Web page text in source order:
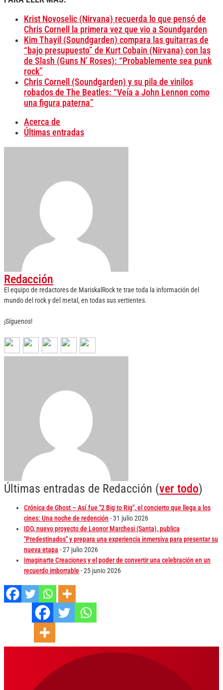
Krist Novoselic (Nirvana) recuerda lo que pensó de
Chris Cornell la primera vez que vio a Soundgarden
Kim Thayil (Soundgarden) compara las guitarras de
“bajo presupuesto” de Kurt Cobain (Nirvana) con las
de Slash (Guns N’ Roses): “Probablemente sea punk
rock”
Chris Cornell (Soundgarden) y su pila de vinilos
robados de The Beatles: “Veía a John Lennon como
una figura paterna”
Acerca de
Últimas entradas
Redacción
El equipo de redactores de MariskalRock te trae toda la información del
mundo del rock y del metal, en todas sus vertientes.
¡Síguenos!
Últimas entradas de Redacción (ver todo)
Crónica de Ghost – Así fue "2 Big to Rig", el concierto que llega a los
cines: Una noche de redención - 31 julio 2026
IDO, nuevo proyecto de Leonor Marchesi (Santa), publica
"Predestinados" y prepara una experiencia inmersiva para presentar su
nueva etapa - 27 julio 2026
Imaginarte Creaciones y el poder de convertir una celebración en un
recuerdo imborrable- 25 junio 2026